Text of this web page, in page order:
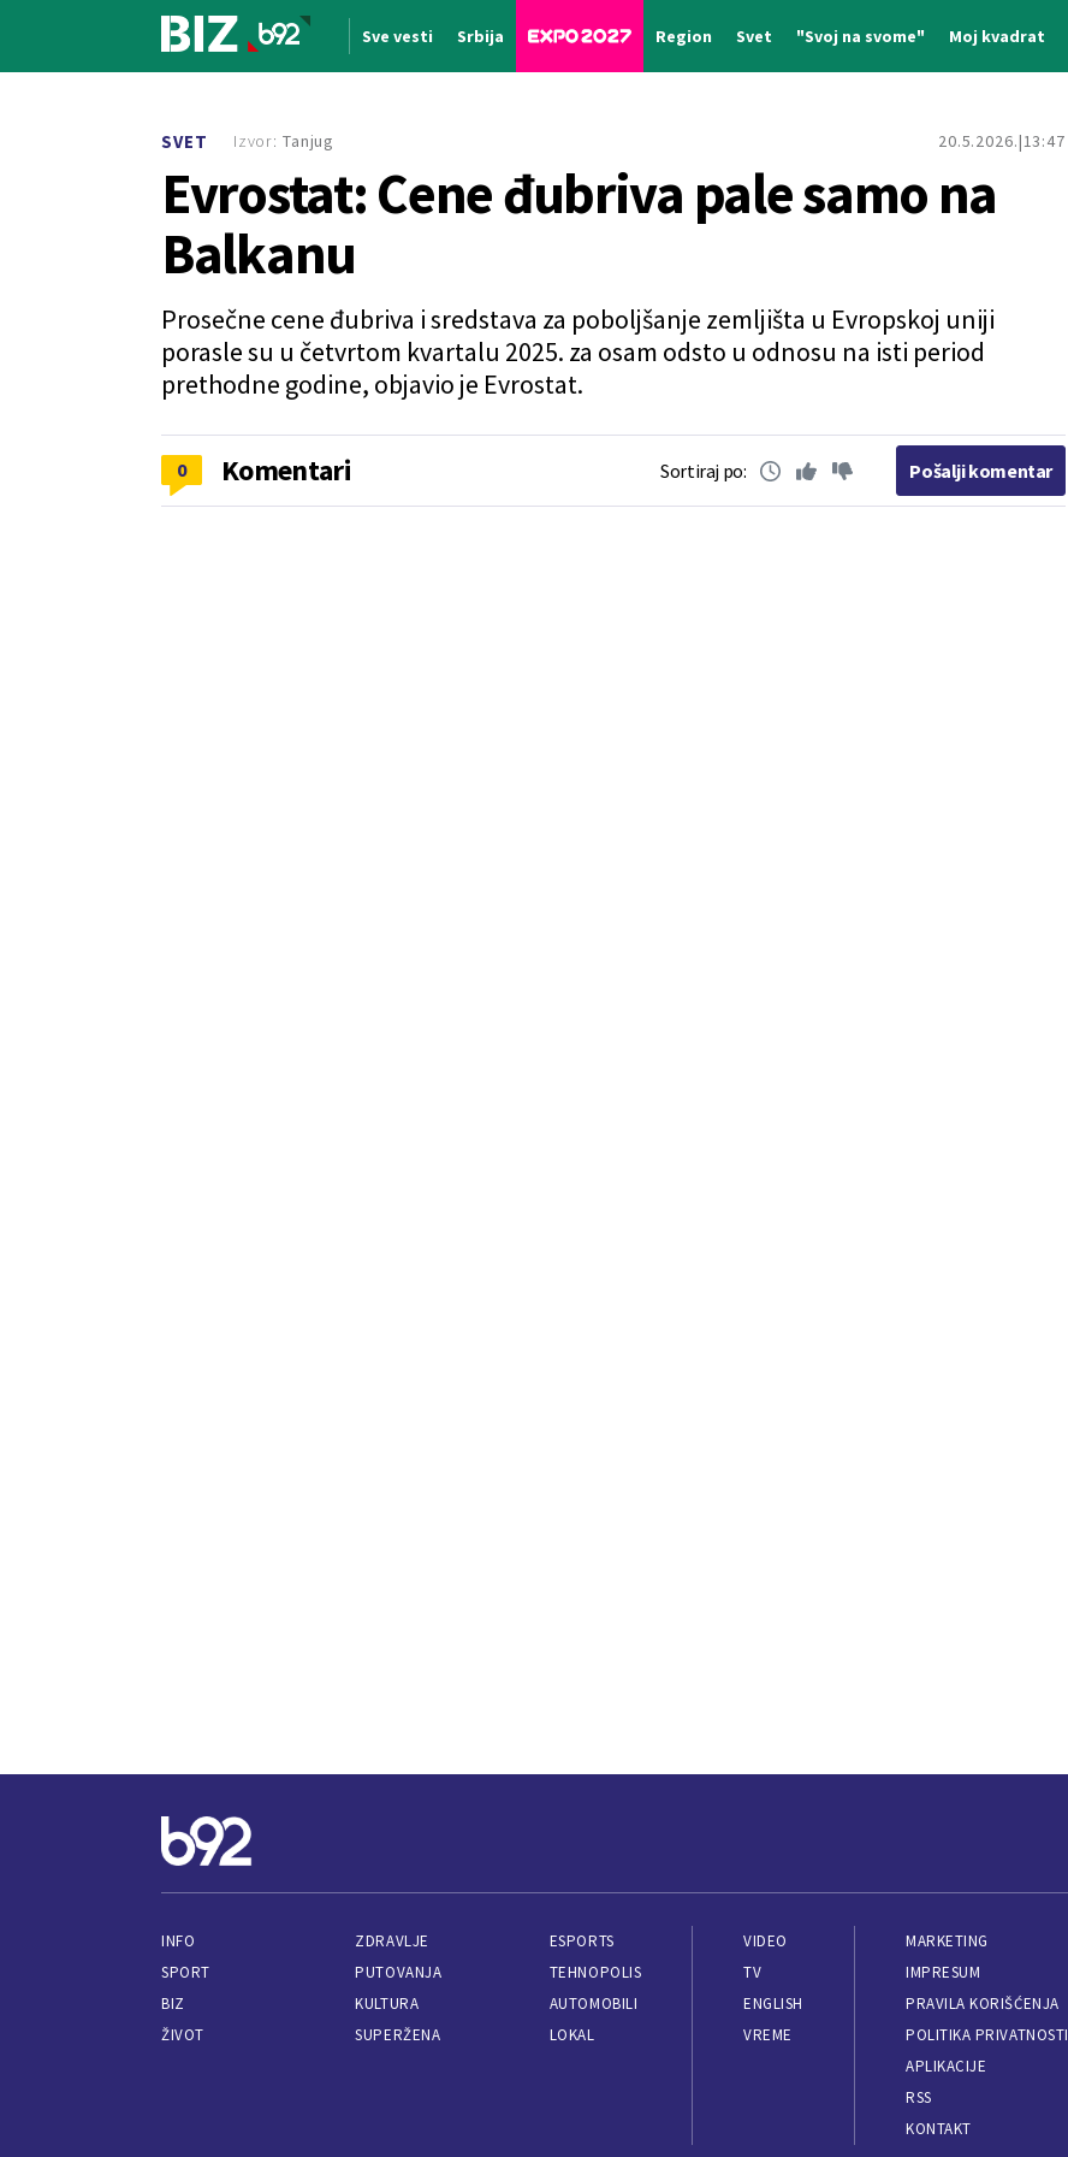
Sve vesti Srbija Region Svet "Svoj na svome" Moj kvadrat
SVET 20.5.2026. 13:47
Evrostat: Cene đubriva pale samo na
Balkanu
Prosečne cene đubriva i sredstava za poboljšanje zemljišta u Evropskoj uniji
porasle su u četvrtom kvartalu 2025. za osam odsto u odnosu na isti period
prethodne godine, objavio je Evrostat.
Izvor: Tanjug
0 Komentari Sortiraj po: Pošalji komentar
INFO
SPORT
BIZ
ŽIVOT
ZDRAVLJE
PUTOVANJA
KULTURA
SUPERŽENA
ESPORTS
TEHNOPOLIS
AUTOMOBILI
LOKAL
VIDEO
TV
ENGLISH
VREME
MARKETING
IMPRESUM
PRAVILA KORIŠĆENJA
POLITIKA PRIVATNOSTI
APLIKACIJE
RSS
KONTAKT